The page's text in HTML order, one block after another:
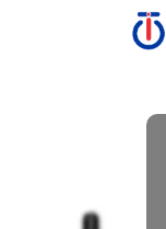
Se rendre au contenu